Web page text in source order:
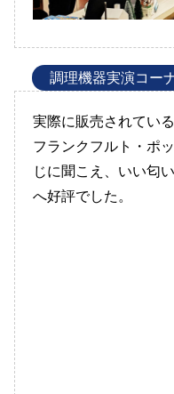
調理機器実演コー
実際に販売されてい
フランクフルト・ポ
じに聞こえ、いい匂
へ好評でした。